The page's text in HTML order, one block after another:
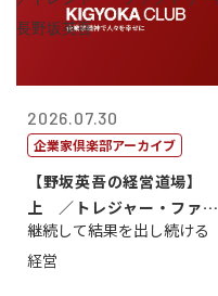
2026.07.30
企業家倶楽部アーカイブ
【野坂英吾の経営道場】
上 ／トレジャー・ファク
トリー社長野坂...
継続して結果を出し続ける
経営